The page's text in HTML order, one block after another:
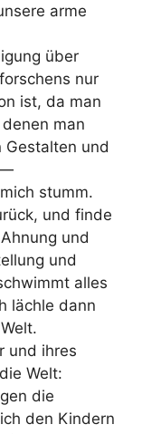
arme
über
nur
ist, da man
man
und
stumm.
und finde
und
und
alles
lächle dann
und ihres
Welt:
die
den Kindern